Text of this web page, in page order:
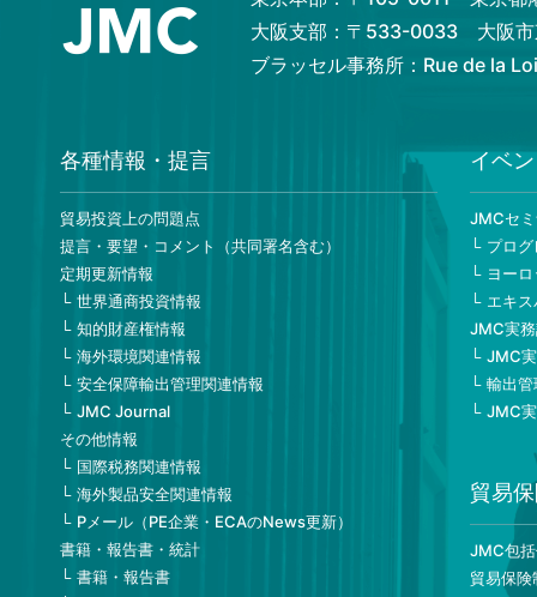
大阪支部：〒533-0033 大阪市
ブラッセル事務所：Rue de la
各種情報・提言
貿易投資上の問題点
提言・要望・コメント（共同署名含む）
定期更新情報
世界通商投資情報
知的財産権情報
海外環境関連情報
安全保障輸出管理関連情報
JMC Journal
その他情報
国際税務関連情報
海外製品安全関連情報
Pメール（PE企業・ECAのNews更新）
書籍・報告書・統計
書籍・報告書
イベ
JMCセ
プロ
ヨー
エキ
JMC実
JMC
輸出
JMC
貿易
JMC包
貿易保険